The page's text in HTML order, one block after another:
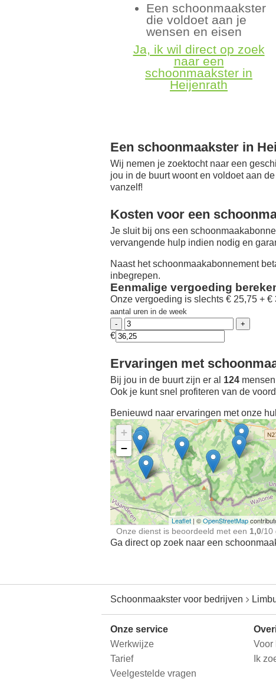
Een schoonmaakster
die voldoet aan je
wensen en eisen
Ja, ik wil direct op zoek
naar een
schoonmaakster in
Heijenrath
Een schoonmaakster in
Wij nemen je zoektocht naar een
jou in de buurt woont en voldoet aan
vanzelf!
Kosten voor een
Je sluit bij ons een
vervangende hulp indien nodig en
Naast het schoonmaakabonnement
inbegrepen.
Eenmalige vergoeding
Onze vergoeding is slechts € 25,75 + €
aantal uren in de week
€
Ervaringen met
Bij jou in de buurt zijn er al 124
Ook je kunt snel profiteren van de
Benieuwd naar ervaringen met onze
Ontdek meer ervaringen
Schoonmaakster bij
jou in de buurt
+
−
Leaflet | ©OpenStreetMap
Onze dienst is beoordeeld met een 1,0/10
Ga direct op zoek naar een
Schoonmaakster voor bedrijven
Onze service
Werkwijze
Tarief
Veelgestelde vragen
Voor
Ik